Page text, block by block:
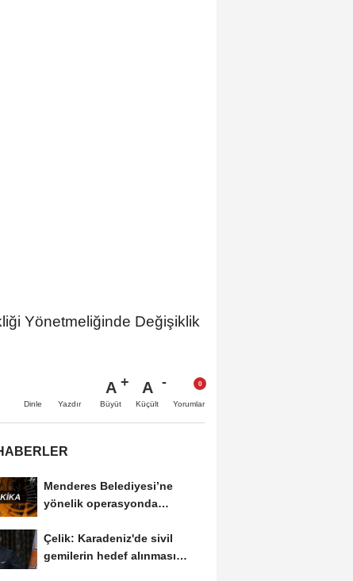
Yönetmeliğinde Değişiklik
Dinle Yazdır
A
Büyüt
A
Küçült Yorumlar
Menderes Belediyesi’ne
yönelik operasyonda
Çelik: Karadeniz'de sivil
gemilerin hedef alınması